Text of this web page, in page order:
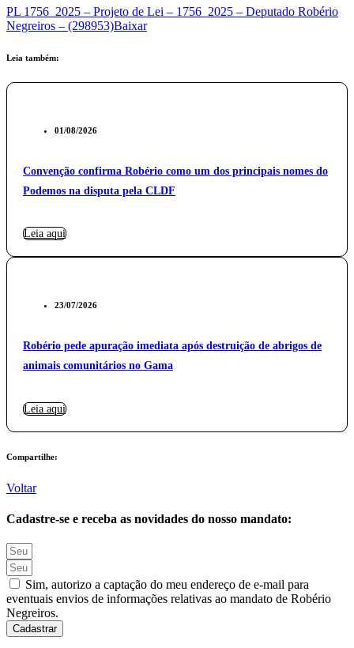
PL 1756_2025 – Projeto de Lei – 1756_2025 – Deputado Robério
Negreiros – (298953)Baixar
Leia também:
01/08/2026
Convenção confirma Robério como um dos principais nomes do
Podemos na disputa pela CLDF
Leia aqui
23/07/2026
Robério pede apuração imediata após destruição de abrigos de
animais comunitários no Gama
Leia aqui
Compartilhe:
Voltar
Cadastre-se e receba as novidades do nosso mandato:
Sim, autorizo a captação do meu endereço de e-mail para
eventuais envios de informações relativas ao mandato de Robério
Negreiros.
Cadastrar